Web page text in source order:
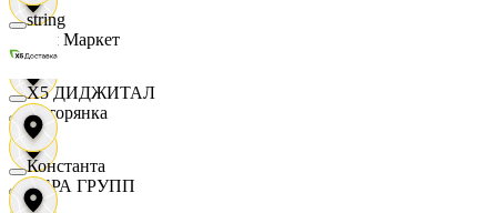
Хом Маркет
Хуторянка
ЦЕРА ГРУПП
string
X5 ДИДЖИТАЛ
Константа